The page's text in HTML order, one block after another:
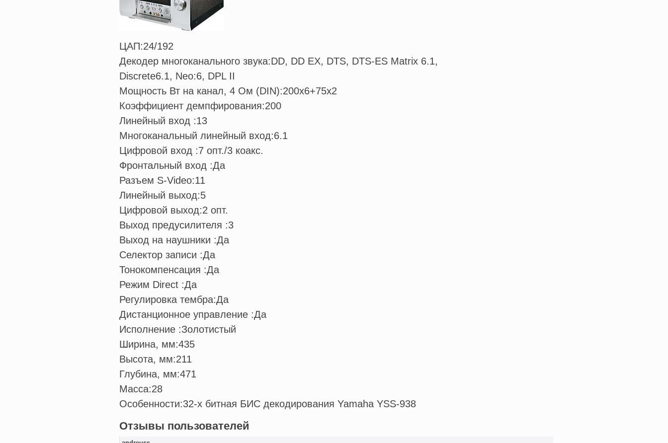
ЦАП:24/192
Декодер многоканального звука:DD, DD EX, DTS, DTS-ES Matrix 6.1,
Discrete6.1, Neo:6, DPL II
Мощность Вт на канал, 4 Ом (DIN):200x6+75x2
Коэффициент демпфирования:200
Линейный вход :13
Многоканальный линейный вход:6.1
Цифровой вход :7 опт./3 коакс.
Фронтальный вход :Да
Разъем S-Video:11
Линейный выход:5
Цифровой выход:2 опт.
Выход предусилителя :3
Выход на наушники :Да
Селектор записи :Да
Тонокомпенсация :Да
Режим Direct :Да
Регулировка тембра:Да
Дистанционное управление :Да
Исполнение :Золотистый
Ширина, мм:435
Высота, мм:211
Глубина, мм:471
Масса:28
Особенности:32-х битная БИС декодирования Yamaha YSS-938
Отзывы пользователей